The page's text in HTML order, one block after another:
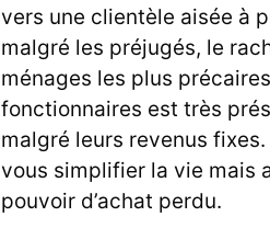
vers une clientèle aisée à
malgré les préjugés, le
ménages les plus
fonctionnaires est très
malgré leurs revenus
vous simplifier la vie mais
pouvoir d’achat perdu.